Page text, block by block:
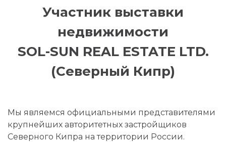
Участник выставки
недвижимости
SOL-SUN REAL ESTATE LTD.
(Северный Кипр)
Мы являемся официальными представителями
крупнейших авторитетных застройщиков
Северного Кипра на территории России.